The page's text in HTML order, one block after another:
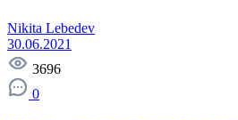
Nikita Lebedev
30.06.2021
3696
0